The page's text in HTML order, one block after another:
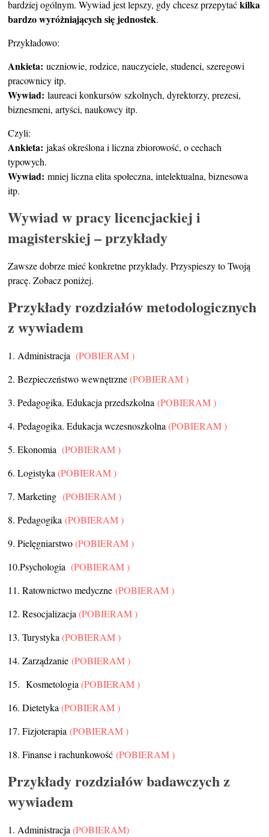
bardziej ogólnym. Wywiad jest lepszy, gdy chcesz przepytaćkilka
bardzo wyróżniających się jednostek.
Przykładowo:
Ankieta: uczniowie, rodzice, nauczyciele, studenci, szeregowi
pracownicy itp.
Wywiad: laureaci konkursów szkolnych, dyrektorzy, prezesi,
biznesmeni, artyści, naukowcy itp.
Czyli:
Ankieta: jakaś określona i liczna zbiorowość, o cechach
typowych.
Wywiad: mniej liczna elita społeczna, intelektualna, biznesowa
itp.
Wywiad w pracy licencjackiej i
magisterskiej – przykłady
Zawsze dobrze mieć konkretne przykłady. Przyspieszy to Twoją
pracę. Zobacz poniżej.
Przykłady rozdziałów metodologicznych
z wywiadem
1. Administracja (POBIERAM )
2. Bezpieczeństwo wewnętrzne(POBIERAM )
3. Pedagogika. Edukacja przedszkolna(POBIERAM )
4. Pedagogika. Edukacja wczesnoszkolna(POBIERAM )
5. Ekonomia(POBIERAM )
6. Logistyka(POBIERAM )
7. Marketing(POBIERAM )
8. Pedagogika(POBIERAM )
9. Pielęgniarstwo(POBIERAM )
10.Psychologia(POBIERAM )
11. Ratownictwo medyczne(POBIERAM )
12. Resocjalizacja(POBIERAM )
13. Turystyka(POBIERAM )
14. Zarządzanie(POBIERAM )
15. Kosmetologia(POBIERAM )
16. Dietetyka(POBIERAM )
17. Fizjoterapia(POBIERAM )
18. Finanse i rachunkowość(POBIERAM )
Przykłady rozdziałów badawczych z
wywiadem
1. Administracja(POBIERAM)